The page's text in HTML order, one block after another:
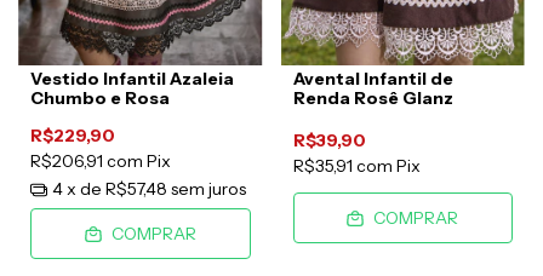
Vestido Infantil Azaleia
Chumbo e Rosa
R$229,90
R$206,91 com Pix
4x de R$57,48 sem juros
COMPRAR
Avental Infantil de
Renda Rosê Glanz
R$39,90
R$35,91 com Pix
COMPRAR